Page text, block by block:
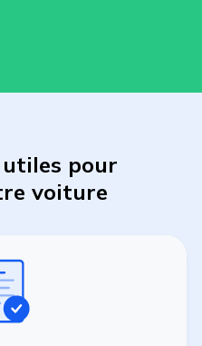
utiles pour
voiture